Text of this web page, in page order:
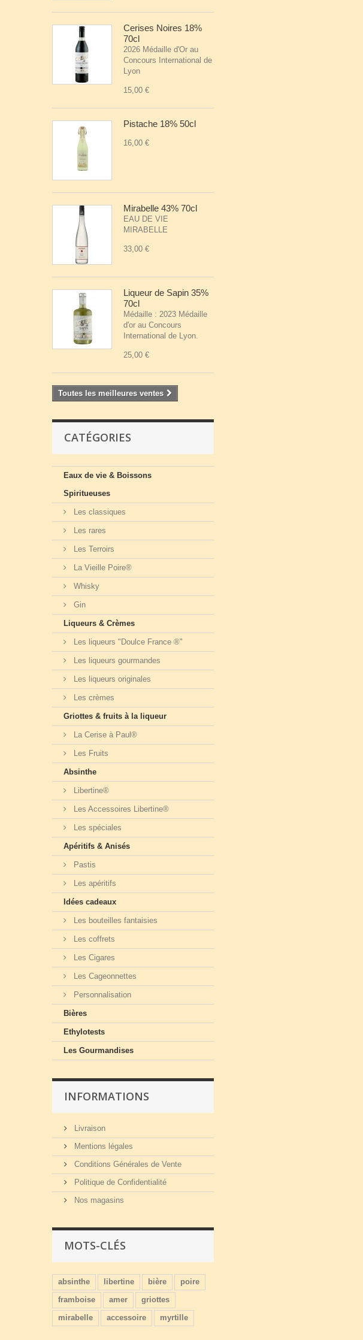
Cerises Noires 18%
70cl
2026 Médaille d'Or au
Concours International de
Lyon
15,00 €
Pistache 18% 50cl
16,00 €
Mirabelle 43% 70cl
EAU DE VIE
MIRABELLE
33,00 €
Liqueur de Sapin 35%
70cl
Médaille : 2023 Médaille
d'or au Concours
International de Lyon.
25,00 €
Toutes les meilleures ventes
CATÉGORIES
Eaux de vie & Boissons
Spiritueuses
Les classiques
Les rares
Les Terroirs
La Vieille Poire®
Whisky
Gin
Liqueurs & Crèmes
Les liqueurs "Doulce France ®"
Les liqueurs gourmandes
Les liqueurs originales
Les crèmes
Griottes & fruits à la liqueur
La Cerise à Paul®
Les Fruits
Absinthe
Libertine®
Les Accessoires Libertine®
Les spéciales
Apéritifs & Anisés
Pastis
Les apéritifs
Idées cadeaux
Les bouteilles fantaisies
Les coffrets
Les Cigares
Les Cageonnettes
Personnalisation
Bières
Ethylotests
Les Gourmandises
INFORMATIONS
Livraison
Mentions légales
Conditions Générales de Vente
Politique de Confidentialité
Nos magasins
MOTS-CLÉS
absinthe libertine bière
poire
framboise
amer
griottes
mirabelle
accessoire myrtille